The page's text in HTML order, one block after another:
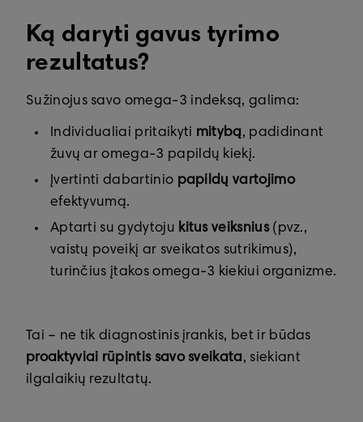
Ką daryti gavus tyrimo
rezultatus?
Sužinojus savo omega-3 indeksą, galima:
Individualiai pritaikyti mitybą, padidinant
žuvų ar omega-3 papildų kiekį.
Įvertinti dabartinio papildų vartojimo
efektyvumą.
Aptarti su gydytoju kitus veiksnius(pvz.,
vaistų poveikį ar sveikatos sutrikimus),
turinčius įtakos omega-3 kiekiui organizme.
Tai – ne tik diagnostinis įrankis, bet ir būdas
proaktyviai rūpintis savo sveikata, siekiant
ilgalaikių rezultatų.